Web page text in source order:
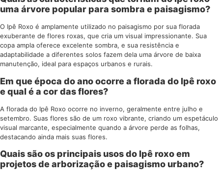
uma árvore popular para sombra e paisagismo?
O Ipê Roxo é amplamente utilizado no paisagismo por sua florada
exuberante de flores roxas, que cria um visual impressionante. Sua
copa ampla oferece excelente sombra, e sua resistência e
adaptabilidade a diferentes solos fazem dela uma árvore de baixa
manutenção, ideal para espaços urbanos e rurais.
Em que época do ano ocorre a florada do Ipê roxo
e qual é a cor das flores?
A florada do Ipê Roxo ocorre no inverno, geralmente entre julho e
setembro. Suas flores são de um roxo vibrante, criando um espetáculo
visual marcante, especialmente quando a árvore perde as folhas,
destacando ainda mais suas flores.
Quais são os principais usos do Ipê roxo em
projetos de arborização e paisagismo urbano?